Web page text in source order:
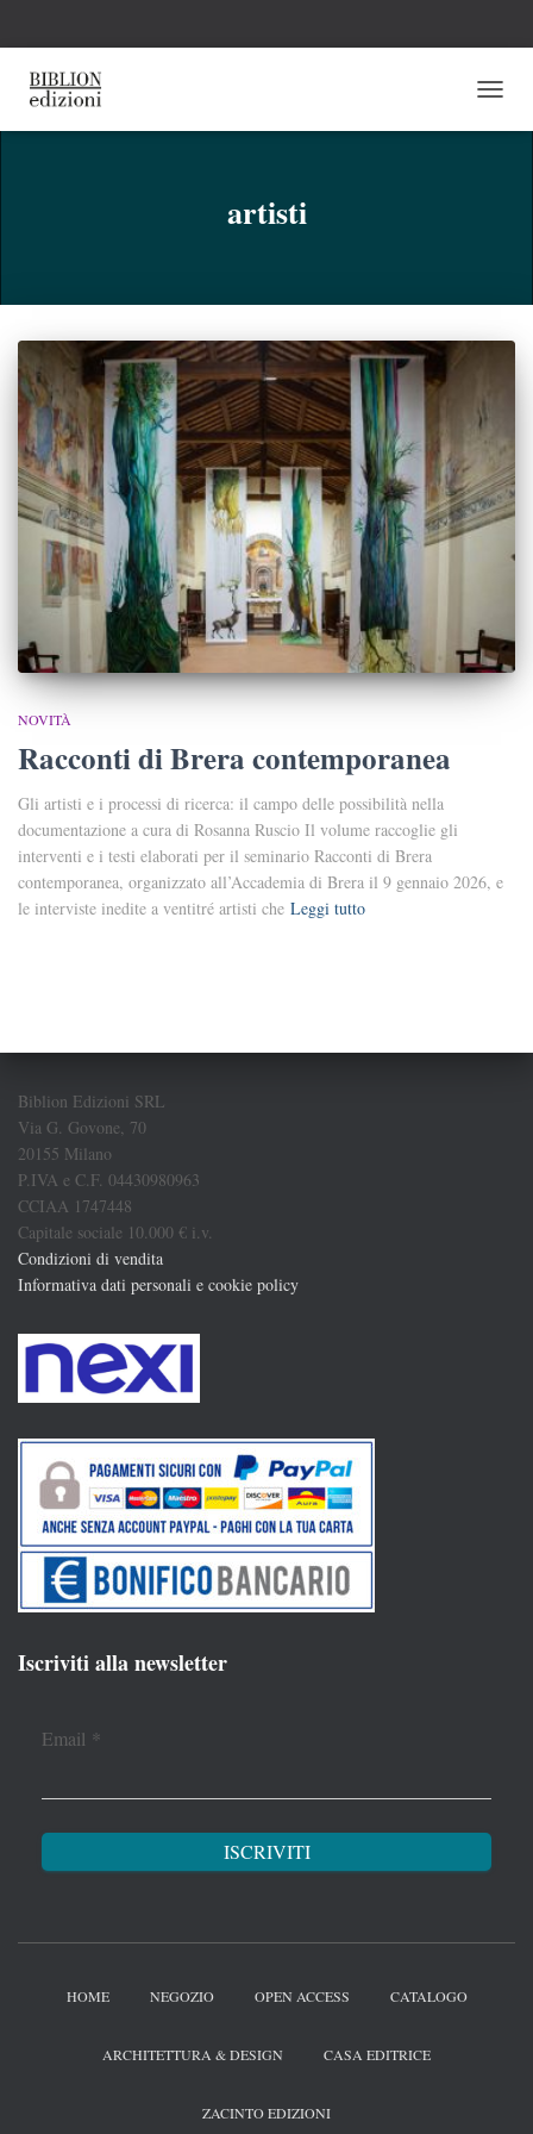
artisti
NOVITÀ
Racconti di Brera contemporanea
Gli artisti e i processi di ricerca: il campo delle possibilità nella
documentazione a cura di Rosanna Ruscio Il volume raccoglie gli
interventi e i testi elaborati per il seminario Racconti di Brera
contemporanea, organizzato all’Accademia di Brera il 9 gennaio 2026, e
le interviste inedite a ventitré artisti che Leggi tutto
Biblion Edizioni SRL
Via G. Govone, 70
20155 Milano
P.IVA e C.F. 04430980963
CCIAA 1747448
Capitale sociale 10.000 € i.v.
Condizioni di vendita
Informativa dati personali e cookie policy
Iscriviti alla newsletter
Email *
HOME NEGOZIO OPEN ACCESS CATALOGO
ARCHITETTURA & DESIGN CASA EDITRICE
ZACINTO EDIZIONI